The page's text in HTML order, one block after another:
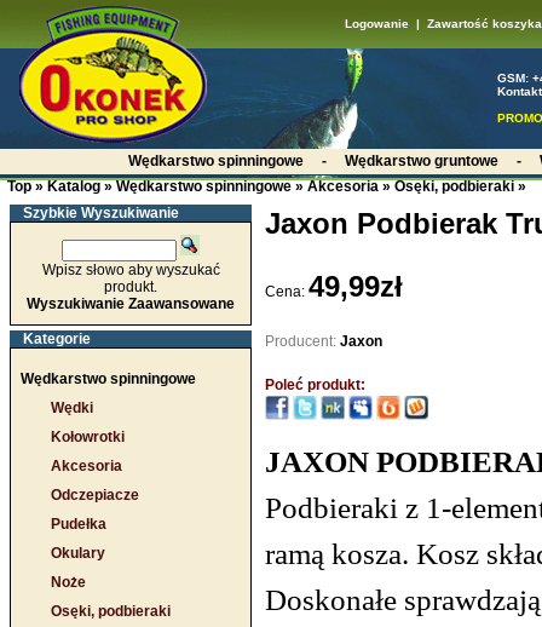
Logowanie| Zawartość koszyka
GSM:
Wędkarstwo spinningowe - Wędkarstwo gruntowe -
Top » Katalog » Wędkarstwo spinningowe » Akcesoria » Osęki, podbieraki »
Szybkie Wyszukiwanie
Wpisz słowo aby wyszukać
produkt.
Wyszukiwanie Zaawansowane
Kategorie
Wędkarstwo spinningowe
Wędki
Kołowrotki
Akcesoria
Odczepiacze
Pudełka
Okulary
Noże
Osęki, podbieraki
Jaxon Podbierak
Cena: 49,99zł
Producent: Jaxon
Poleć produkt:
JAXON
Podbieraki z 1-
ramą kosza. Kosz
Doskonałe